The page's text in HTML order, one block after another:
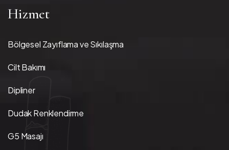
Hizmet
Bölgesel Zayıflama ve Sıkılaşma
Cilt Bakımı
Dipliner
Dudak Renklendirme
G5 Masajı